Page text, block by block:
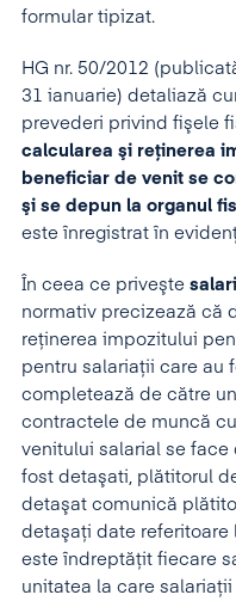
formular tipizat.
HG nr. 50/2012
31 ianuarie) detaliază
prevederi privind fişele
calcularea şi reţinerea
beneficiar de venit se
şi se depun la organul
este înregistrat în
În ceea ce priveşte
normativ precizează că
reţinerea impozitului
pentru salariaţii care au
completează de către
contractele de muncă
venitului salarial se face
fost detaşati, plătitorul
detaşat comunică
detaşaţi date referitoare
este îndreptăţit fiecare
unitatea la care